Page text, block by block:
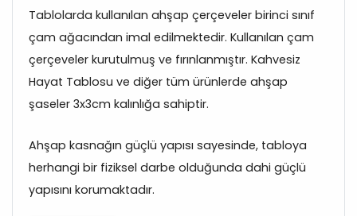
Tablolarda kullanılan ahşap çerçeveler birinci sınıf
çam ağacından imal edilmektedir. Kullanılan çam
çerçeveler kurutulmuş ve fırınlanmıştır. Kahvesiz
Hayat Tablosu ve diğer tüm ürünlerde ahşap
şaseler 3x3cm kalınlığa sahiptir.
Ahşap kasnağın güçlü yapısı sayesinde, tabloya
herhangi bir fiziksel darbe olduğunda dahi güçlü
yapısını korumaktadır.